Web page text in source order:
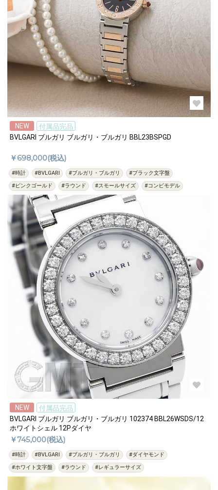
NEW
付属品完品
BVLGARI ブルガリ ブルガリ・ブルガリ BBL23BSPGD
￥698,000(税込)
#時計 #BVLGARI #ブルガリ・ブルガリ
#ブラック文字盤
#ピンクゴールド
#ラウンド #スモールサイズ #コンビモデル
NEW
付属品完品
BVLGARI ブルガリ ブルガリ・ブルガリ 102374 BBL26WSDS/12
ホワイトシェル 12Pダイヤ
￥745,000(税込)
#時計 #BVLGARI #ブルガリ・ブルガリ
#ダイヤモンド
#ホワイト文字盤
#ラウンド #レギュラーサイズ